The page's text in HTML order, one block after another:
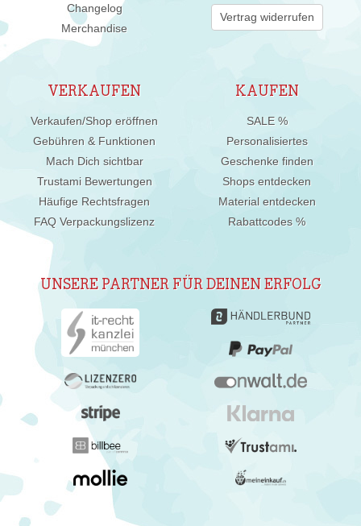
Changelog
Merchandise
Vertrag widerrufen
VERKAUFEN
Verkaufen/Shop eröffnen
Gebühren & Funktionen
Mach Dich sichtbar
Trustami Bewertungen
Häufige Rechtsfragen
FAQ Verpackungslizenz
KAUFEN
SALE %
Personalisiertes
Geschenke finden
Shops entdecken
Material entdecken
Rabattcodes %
UNSERE PARTNER FÜR DEINEN ERFOLG